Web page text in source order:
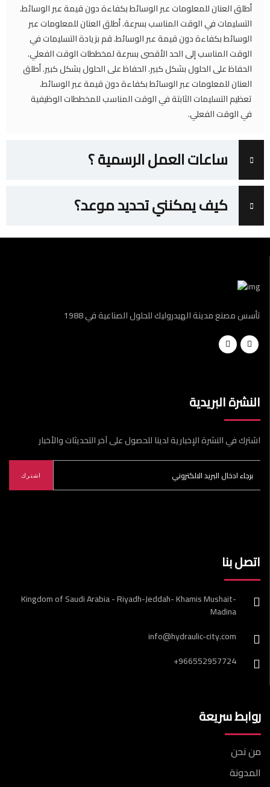
أطلق العنان للمعلومات عبر الوسائط بكفاءة دون قيمة عبر الوسائط.
التسليمات في الوقت المناسب بسرعة. أطلق العنان للمعلومات عبر
الوسائط بكفاءة دون قيمة عبر الوسائط. قم بزيادة التسليمات في
الوقت المناسب إلى الحد الأقصى بسرعة لمخططات الوقت الفعلي.
الحفاظ على الحلول بشكل كبير. الحفاظ على الحلول بشكل كبير. أطلق
العنان للمعلومات عبر الوسائط بكفاءة دون قيمة عبر الوسائط.
تعظيم التسليمات الثابتة في الوقت المناسب للمخططات الوظيفية
في الوقت الفعلي.
ساعات العمل الرسمية ؟
كيف يمكنني تحديد موعد؟
تأسس مصنع مدينة الهيدروليك للحلول الصناعية في 1988
النشرة البريدية
اشترك في النشرة الإخبارية لدينا للحصول على آخر التحديثات والأخبار
اشترك
اتصل بنا
Kingdom of Saudi Arabia - Riyadh-Jeddah- Khamis Mushait-
Madina
info@hydraulic-city.com
+966552957724
روابط سريعة
من نحن
المدونة